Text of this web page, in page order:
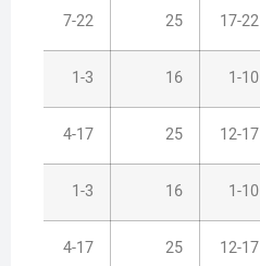
17-22
25
7-22
1-10
16
1-3
12-17
25
4-17
1-10
16
1-3
12-17
25
4-17